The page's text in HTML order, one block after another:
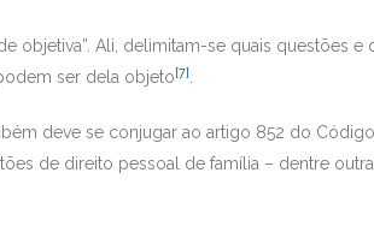
objetiva”. Ali, delimitam-se quais questões e
ser dela objeto[7].
deve se conjugar ao artigo 852 do
de direito pessoal de família – dentre